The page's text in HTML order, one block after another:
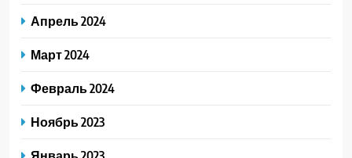
Апрель 2024
Март 2024
Февраль 2024
Ноябрь 2023